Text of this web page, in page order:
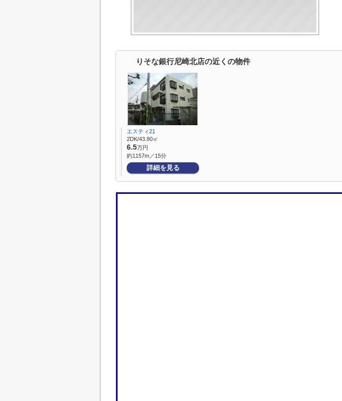
りそな銀行尼崎北店の近くの物件
エスティ21
2DK/43.80㎡
6.5万円
約1157m／15分
詳細を見る